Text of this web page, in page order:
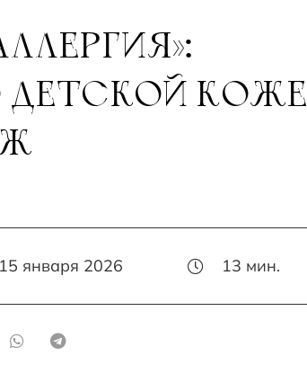
ДЕТСКОЙ КОЖЕ
15 января 2026 13 мин.